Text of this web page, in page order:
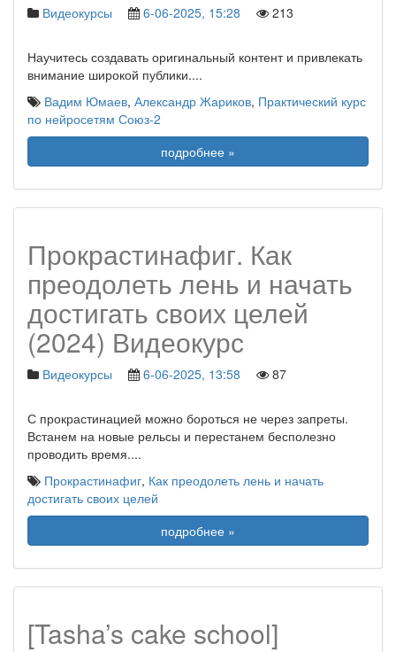
Видеокурсы 6-06-2025, 15:28 213
Научитесь создавать оригинальный контент и привлекать
внимание широкой публики....
Вадим Юмаев, Александр Жариков, Практический курс
по нейросетям Союз-2
подробнее »
Прокрастинафиг. Как
преодолеть лень и начать
достигать своих целей
(2024) Видеокурс
Видеокурсы 6-06-2025, 13:58 87
С прокрастинацией можно бороться не через запреты.
Встанем на новые рельсы и перестанем бесполезно
проводить время....
Прокрастинафиг, Как преодолеть лень и начать
достигать своих целей
подробнее »
[Tasha’s cake school]